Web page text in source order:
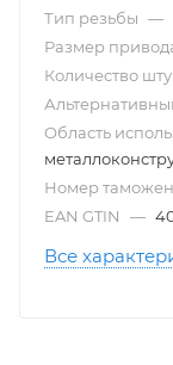
Тип резьбы —
Размер
Количество
Область
Номер
EAN GTIN
—
Все